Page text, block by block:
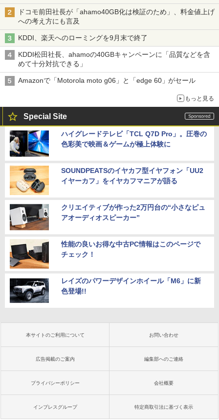
穴と楽天モバイルの課題
ドコモ前田社長が「ahamo40GB化は検証のため」、料金値上げ
への考え方にも言及
KDDI、楽天へのローミングを9月末で終了
KDDI松田社長、ahamoの40GBキャンペーンに「品質などを含
めて十分対抗できる」
Amazonで「Motorola moto g06」と「edge 60」がセール
もっと見る
Special Site
ハイグレードテレビ「TCL Q7D Pro」。圧巻の
色彩美で映画＆ゲームが極上体験に
SOUNDPEATSのイヤカフ型イヤフォン「UU2
イヤーカフ」をイヤカフマニアが語る
クリエイティブが作った2万円台の“小さなピュ
アオーディオスピーカー”
性能の良いお得な中古PC情報はこのページで
チェック！
レイズのパワーデザインホイール「M6」に新
色登場!!
本サイトのご利用について お問い合わせ
広告掲載のご案内 編集部へのご連絡
プライバシーポリシー 会社概要
インプレスグループ 特定商取引法に基づく表示